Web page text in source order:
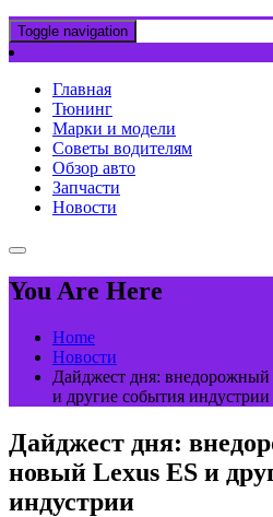
Toggle navigation
Главная
Тюнинг
Марки и модели
Советы водителям
Обзор авто
Запчасти
Новости
You Are Here
Home
Новости
Дайджест дня: внедорожный
и другие события индустрии
Дайджест дня:
новый Lexus ES и
индустрии